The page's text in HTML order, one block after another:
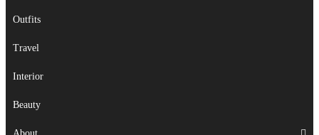
Outfits
Travel
Interior
Beauty